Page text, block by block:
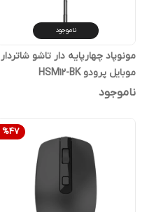
ناموجود
مونوپاد چهارپایه دار تاشو شاتردار
موبایل پرودو HSM12-BK
ناموجود
%47